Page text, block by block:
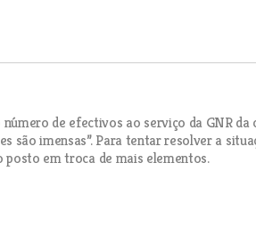
de efectivos ao serviço da GNR da
são imensas”. Para tentar resolver a
posto em troca de mais elementos.